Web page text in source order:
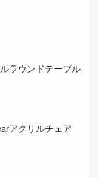
ラウンドテーブル
アクリルチェア